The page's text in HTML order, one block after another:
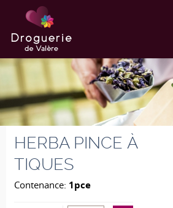
HERBA PINCE À
TIQUES
Contenance: 1pce